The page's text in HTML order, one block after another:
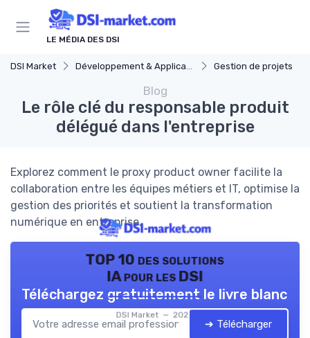
LE MÉDIA DES DSI
DSI Market Développement & Applications Gestion de projets
Blog
Le rôle clé du responsable produit
délégué dans l'entreprise
Explorez comment le proxy product owner facilite la
collaboration entre les équipes métiers et IT, optimise la
gestion des priorités et soutient la transformation
numérique en entreprise.
TOP 10 des solutions
IA pour les DSI
DSI Market — 2026
Téléchargez gratuitement le livre blanc
➔ Télécharger
Panneau de gestion des cookies